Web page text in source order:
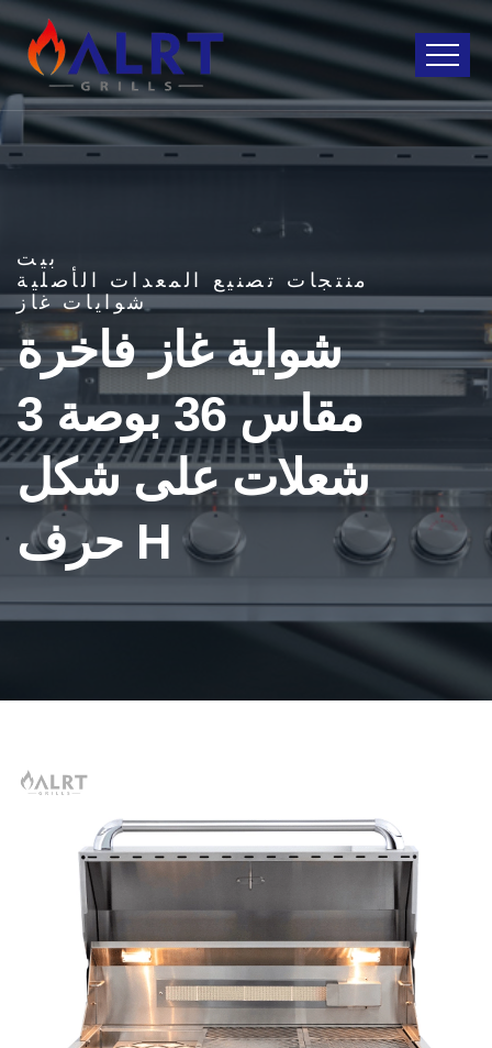
بيت
منتجات تصنيع المعدات الأصلية
شوايات غاز
شواية غاز فاخرة
مقاس 36 بوصة 3
شعلات على شكل
حرف H